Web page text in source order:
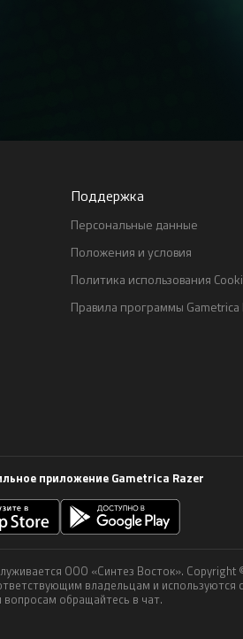
Поддержка
Персональные данные
Положения и условия
Политика использования
Правила программы Gametrica
приложение Gametrica Razer
ООО «Синтез Восток».
владельцам и используются
вопросам обращайтесь в чат.